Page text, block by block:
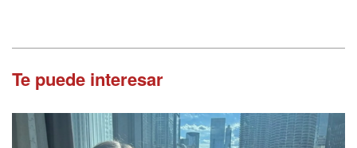
Te puede interesar